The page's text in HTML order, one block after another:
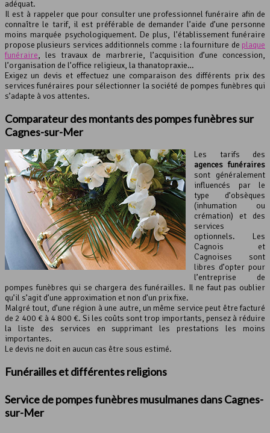
adéquat.
Il est à rappeler que pour consulter une professionnel funéraire afin de
connaître le tarif, il est préférable de demander l’aide d’une personne
moins marquée psychologiquement. De plus, l’établissement funéraire
propose plusieurs services additionnels comme : la fourniture de plaque
funéraire, les travaux de marbrerie, l’acquisition d’une concession,
l’organisation de l’office religieux, la thanatopraxie…
Exigez un devis et effectuez une comparaison des différents prix des
services funéraires pour sélectionner la société de pompes funèbres qui
s’adapte à vos attentes.
Comparateur des montants despompes funèbressur
Cagnes-sur-Mer
Les tarifs des
agences funéraires
sont généralement
influencés par le
type d’obsèques
(inhumation ou
crémation) et des
services
optionnels. Les
Cagnois et
Cagnoises sont
libres d’opter pour
l’entreprise de
pompes funèbres qui se chargera des funérailles. Il ne faut pas oublier
qu’il s’agit d’une approximation et non d’un prix fixe.
Malgré tout, d’une région à une autre, un même service peut être facturé
de 2 400 € à 4 800 €. Si les coûts sont trop importants, pensez à réduire
la liste des services en supprimant les prestations les moins
importantes.
Le devis ne doit en aucun cas être sous estimé.
Funérailles et différentes religions
Service de pompes funèbres musulmanes dans Cagnes-
sur-Mer